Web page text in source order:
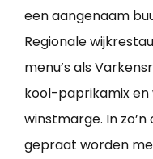
een aangenaam
Regionale
menu’s als
kool-paprikamix
winstmarge. In
gepraat worden